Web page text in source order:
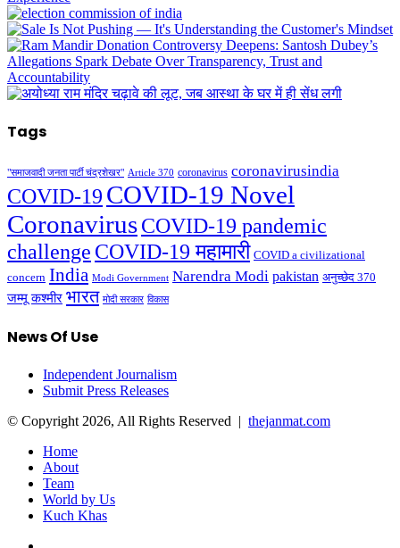
Tags
"समाजवादी जनता पार्टी चंद्रशेखर" Article 370 coronavirus coronavirusindia
COVID-19 COVID-19 Novel
CoronavirusCOVID-19 pandemic
challenge COVID-19 महामारी COVID a civilizational
concern India Modi Government Narendra Modi pakistan अनुच्छेद 370
जम्मू कश्मीर भारत मोदी सरकार विकास
News Of Use
Independent Journalism
Submit Press Releases
© Copyright 2026, All Rights Reserved | thejanmat.com
Home
About
Team
World by Us
Kuch Khas